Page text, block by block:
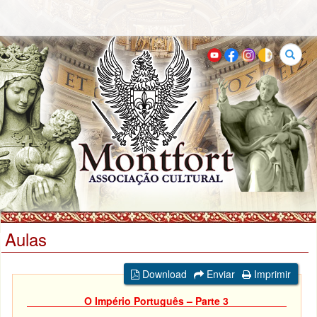
Buscar
Aulas
Download Enviar
Imprimir
O Império Português – Parte 3